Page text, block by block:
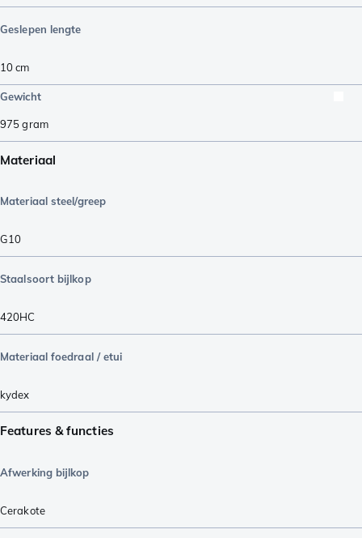
Geslepen lengte
10cm
Gewicht
975gram
Materiaal
Materiaal steel/greep
G10
Staalsoort bijlkop
420HC
Materiaal foedraal / etui
kydex
Features & functies
Afwerking bijlkop
Cerakote